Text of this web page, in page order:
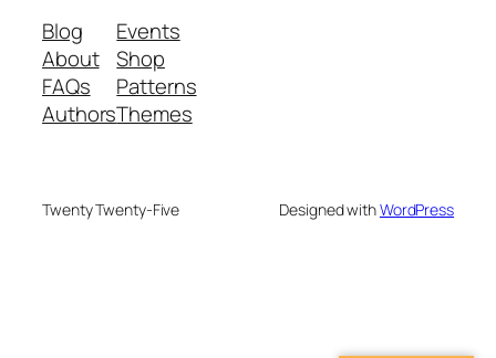
Blog
About
FAQs
Authors
Events
Shop
Patterns
Themes
Twenty Twenty-Five Designed withWordPress